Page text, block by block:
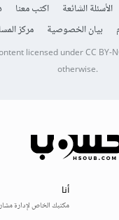
الأسئلة الشائعة اكتب معنا
بيان الخصوصية مركز
licensed underCC BY-
otherwise.